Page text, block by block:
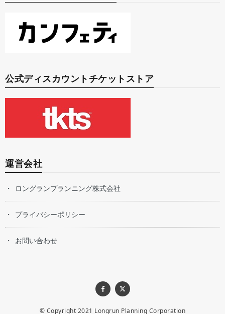
公式ディスカウントチケットストア
運営会社
ロングランプランニング株式会社
プライバシーポリシー
お問い合わせ
© Copyright 2021 Longrun Planning Corporation